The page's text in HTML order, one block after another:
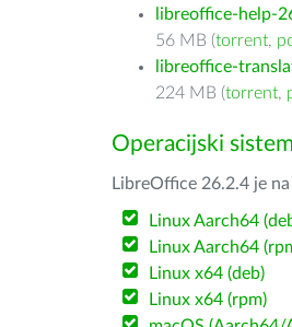
libreoffice-help-
56 MB (torrent,
libreoffice-
224 MB (torrent,
Operacijski
LibreOffice 26.2.4 je
Linux Aarch64
Linux Aarch64
Linux x64 (deb)
Linux x64 (rpm)